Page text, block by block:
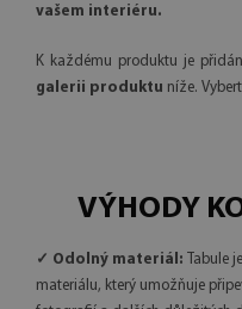
vašem interiéru.
K každému produktu je
galerii produktu níže.
VÝHODY
✓ Odolný materiál:
Tabule
materiálu, který umožňuje